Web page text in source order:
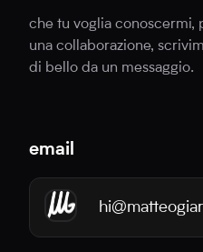
che tu voglia conoscermi,
una collaborazione,
di bello da un messaggio.
email